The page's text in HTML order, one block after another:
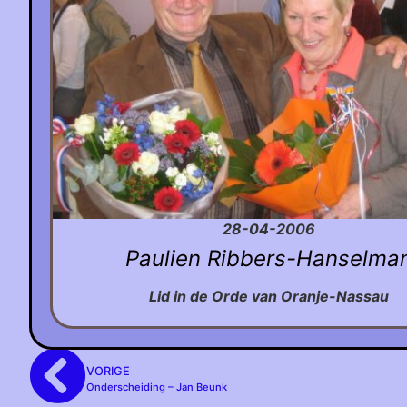
28-04-2006
Paulien Ribbers-
Lid in de Orde van Oranje-Nassau
VORIGE
Onderscheiding – Jan Beunk